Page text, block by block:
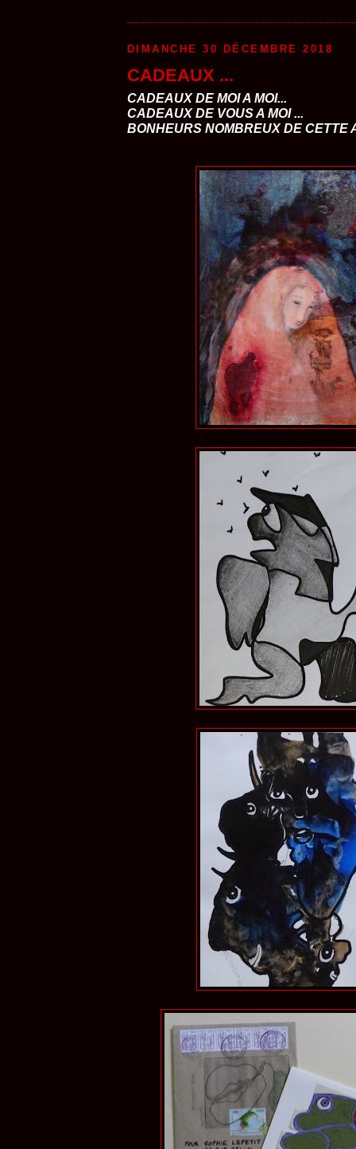
DIMANCHE 30 DÉCEMBRE 2018
CADEAUX ...
CADEAUX DE MOI A MOI...
CADEAUX DE VOUS A MOI ...
BONHEURS NOMBREUX DE CETTE